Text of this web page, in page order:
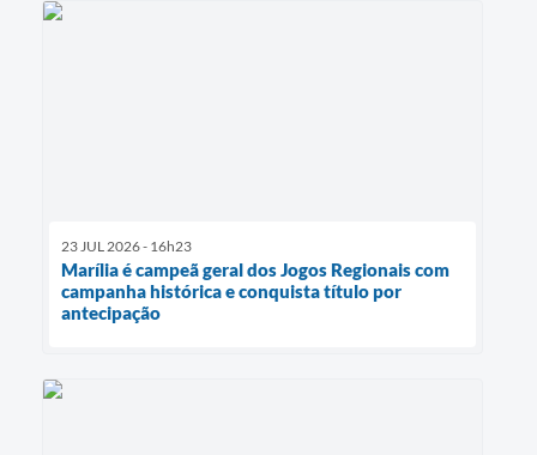
23 JUL 2026 - 16h23
Marília é campeã geral dos Jogos Regionais com
campanha histórica e conquista título por
antecipação